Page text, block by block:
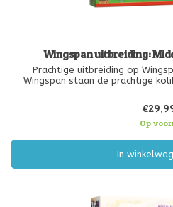
Wingspan uitbreiding:
Prachtige uitbreiding op
Wingspan staan de prachtige
Op
In